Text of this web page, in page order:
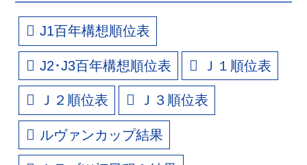
J1百年構想順位表
J2･J3百年構想順位表 Ｊ１順位表
Ｊ２順位表 Ｊ３順位表
ルヴァンカップ結果